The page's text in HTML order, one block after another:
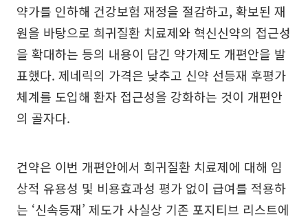
약가를 인하해 건강보험 재정을 절감하고, 확보된 재
원을 바탕으로 희귀질환 치료제와 혁신신약의 접근성
을 확대하는 등의 내용이 담긴 약가제도 개편안을 발
표했다. 제네릭의 가격은 낮추고 신약 선등재 후평가
체계를 도입해 환자 접근성을 강화하는 것이 개편안
의 골자다.
건약은 이번 개편안에서 희귀질환 치료제에 대해 임
상적 유용성 및 비용효과성 평가 없이 급여를 적용하
는 ‘신속등재’ 제도가 사실상 기존 포지티브 리스트에